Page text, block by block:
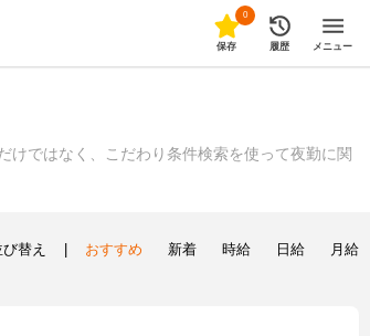
0
保存 履歴 メニュー
ではなく、こだわり条件検索を使って夜勤に関
替え おすすめ 新着 時給 日給 月給